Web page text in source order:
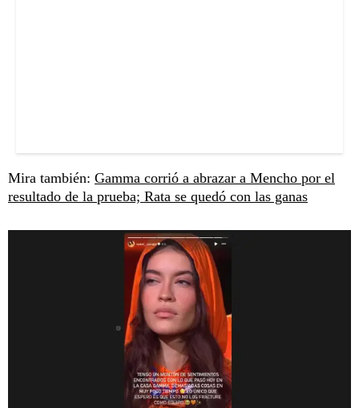
Mira también: Gamma corrió a abrazar a Mencho por el
resultado de la prueba; Rata se quedó con las ganas